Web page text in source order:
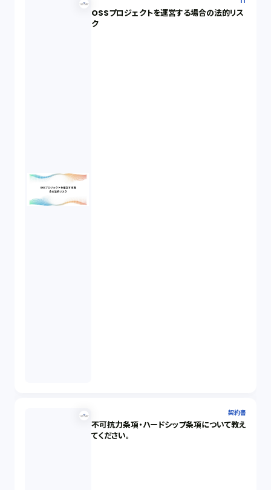
OSSプロジェクトを運営する場合の法的リス
ク
契約書
不可抗力条項・ハードシップ条項について教え
てください。